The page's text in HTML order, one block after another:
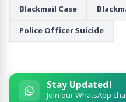
Blackmail Case
Police Officer Suicide
Stay Updated!
Join our WhatsApp